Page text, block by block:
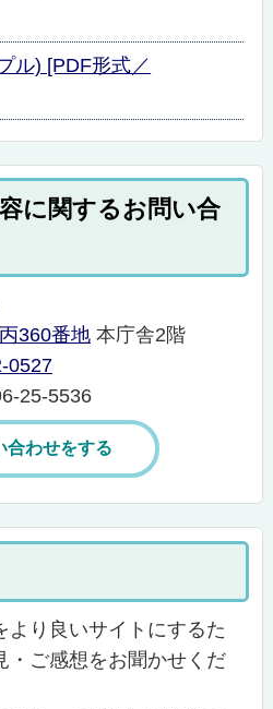
ル) [PDF形式／
に関するお問い合
360番地本庁舎2階
0527
25-5536
合わせをする
より良いサイトにするた
・ご感想をお聞かせくだ